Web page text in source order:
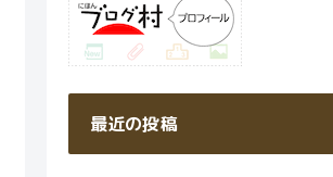
最近の投稿